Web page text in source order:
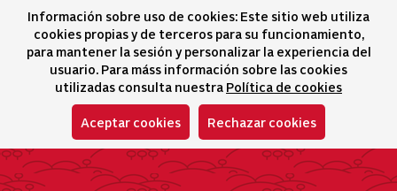
Información sobre uso de cookies: Este sitio web utiliza
cookies propias y de terceros para su funcionamiento,
para mantener la sesión y personalizar la experiencia del
usuario. Para máss información sobre las cookies
utilizadas consulta nuestra Política de cookies
Aceptar cookies Rechazar cookies
Selector idioma
icono
Actualidad